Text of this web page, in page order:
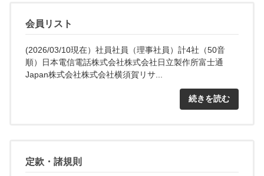
会員リスト
(2026/03/10現在）社員社員（理事社員）計4社（50音
順）日本電信電話株式会社株式会社日立製作所富士通
Japan株式会社株式会社横須賀リサ...
続きを読む
定款・諸規則